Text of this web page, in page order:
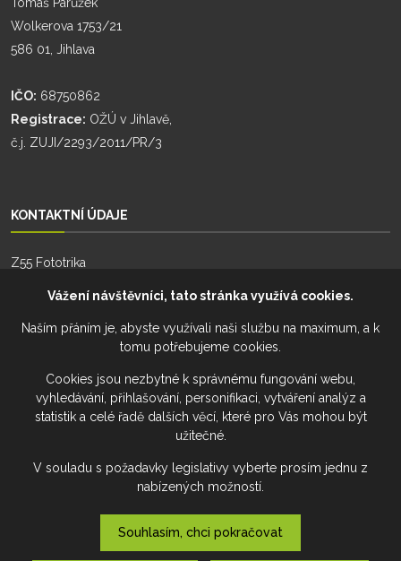
Wolkerova 1753/21
586 01, Jihlava
IČO: 68750862
Registrace: OŽÚ v Jihlavě,
č.j. ZUJI/2293/2011/PR/3
KONTAKTNÍ ÚDAJE
Z55 Fototrika
+420 777 274 701
Telefon:+420 777 228 941
Email:fototrika@z55.cz
Vážení návštěvníci, tato stránka využívá cookies.
Naším přáním je, abyste využívali naši službu na maximum, a k
tomu potřebujeme cookies.
Cookies jsou nezbytné k správnému fungování webu,
vyhledávání, přihlašování, personifikaci, vytváření analýz a
statistik a celé řadě dalších věcí, které pro Vás mohou být
užitečné.
V souladu s požadavky legislativy vyberte prosím jednu z
nabízených možností.
Souhlasím, chci pokračovat